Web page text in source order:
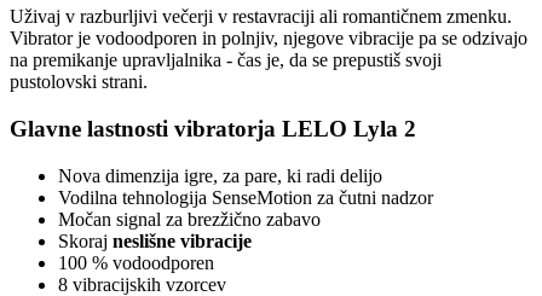
Uživaj v razburljivi večerji v restavraciji ali romantičnem zmenku.
Vibrator je vodoodporen in polnjiv, njegove vibracije pa se odzivajo
na premikanje upravljalnika - čas je, da se prepustiš svoji
pustolovski strani.
Glavne lastnosti vibratorja LELO Lyla 2
Nova dimenzija igre, za pare, ki radi delijo
Vodilna tehnologija SenseMotion za čutni nadzor
Močan signal za brezžično zabavo
Skoraj neslišne vibracije
100 % vodoodporen
8 vibracijskih vzorcev